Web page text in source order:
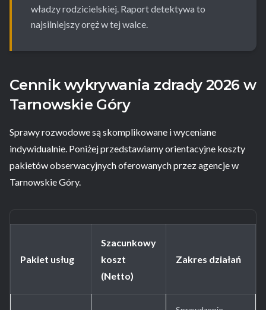
władzy rodzicielskiej. Raport detektywa to
najsilniejszy oręż w tej walce.
Cennik wykrywania zdrady 2026 w
Tarnowskie Góry
Sprawy rozwodowe są skomplikowane i wyceniane
indywidualnie. Poniżej przedstawiamy orientacyjne koszty
pakietów obserwacyjnych oferowanych przez agencje w
Tarnowskie Góry.
Pakiet usług
Szacunkowy
koszt
(Netto)
Zakres działań